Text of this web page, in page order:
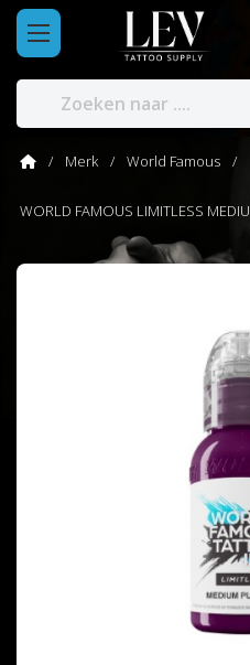
Merk World Famous
WORLD FAMOUS LIMITLESS